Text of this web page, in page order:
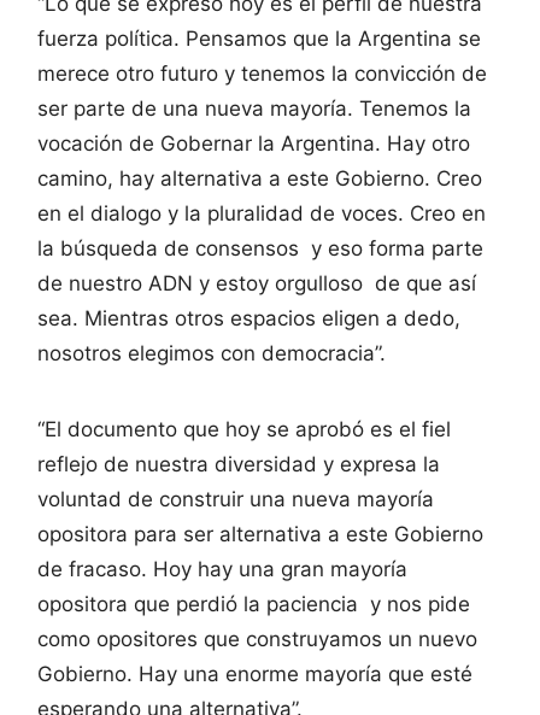
fuerza política. Pensamos que la Argentina se
merece otro futuro y tenemos la convicción de
ser parte de una nueva mayoría. Tenemos la
vocación de Gobernar la Argentina. Hay otro
camino, hay alternativa a este Gobierno. Creo
en el dialogo y la pluralidad de voces. Creo en
la búsqueda de consensos y eso forma parte
de nuestro ADN y estoy orgulloso de que así
sea. Mientras otros espacios eligen a dedo,
nosotros elegimos con democracia”.
“El documento que hoy se aprobó es el fiel
reflejo de nuestra diversidad y expresa la
voluntad de construir una nueva mayoría
opositora para ser alternativa a este Gobierno
de fracaso. Hoy hay una gran mayoría
opositora que perdió la paciencia y nos pide
como opositores que construyamos un nuevo
Gobierno. Hay una enorme mayoría que esté
esperando una alternativa”.